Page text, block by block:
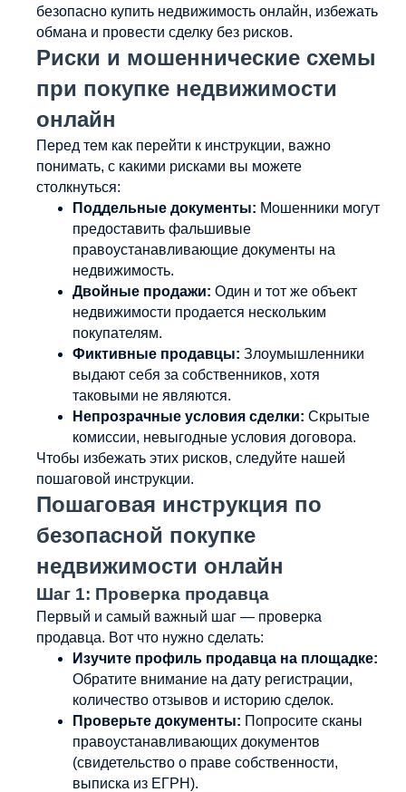
безопасно купить недвижимость онлайн, избежать
обмана и провести сделку без рисков.
Риски и мошеннические схемы
при покупке недвижимости
онлайн
Перед тем как перейти к инструкции, важно
понимать, с какими рисками вы можете
столкнуться:
Поддельные документы: Мошенники могут
предоставить фальшивые
правоустанавливающие документы на
недвижимость.
Двойные продажи: Один и тот же объект
недвижимости продается нескольким
покупателям.
Фиктивные продавцы: Злоумышленники
выдают себя за собственников, хотя
таковыми не являются.
Непрозрачные условия сделки: Скрытые
комиссии, невыгодные условия договора.
Чтобы избежать этих рисков, следуйте нашей
пошаговой инструкции.
Пошаговая инструкция по
безопасной покупке
недвижимости онлайн
Шаг 1: Проверка продавца
Первый и самый важный шаг — проверка
продавца. Вот что нужно сделать:
Изучите профиль продавца на площадке:
Обратите внимание на дату регистрации,
количество отзывов и историю сделок.
Проверьте документы: Попросите сканы
правоустанавливающих документов
(свидетельство о праве собственности,
выписка из ЕГРН).